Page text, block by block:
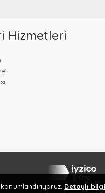
Hizmetleri
Detaylı